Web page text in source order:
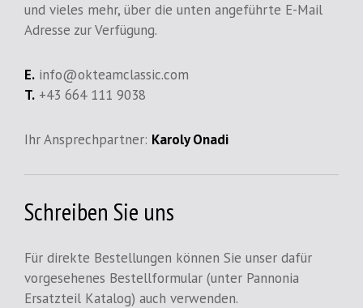
und vieles mehr, über die unten angeführte E-Mail
Adresse zur Verfügung.
E. info@okteamclassic.com
T. +43 664 111 9038
Ihr Ansprechpartner: Karoly Onadi
Schreiben Sie uns
Für direkte Bestellungen können Sie unser dafür
vorgesehenes Bestellformular (unter Pannonia
Ersatzteil Katalog) auch verwenden.